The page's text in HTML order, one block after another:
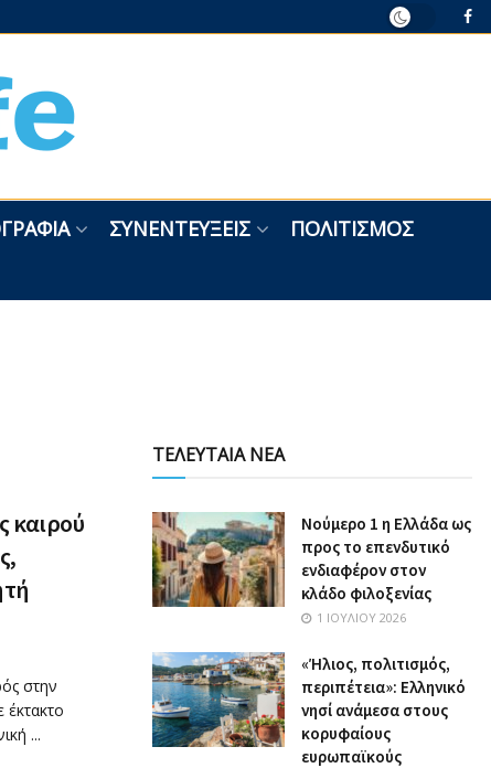
ΣΥΝΕΝΤΕΎΞΕΙΣ
ΠΟΛΙΤΙΣΜΌΣ
καιρού
στην
...
ΤΕΛΕΥΤΑΙΑ ΝΕΑ
Nούμερο 1 η Ελλάδα ως
προς το επενδυτικό
ενδιαφέρον στον
κλάδο φιλοξενίας
1 ΙΟΥΛΊΟΥ 2026
«Ήλιος, πολιτισμός,
περιπέτεια»: Ελληνικό
νησί ανάμεσα στους
κορυφαίους
ευρωπαϊκούς